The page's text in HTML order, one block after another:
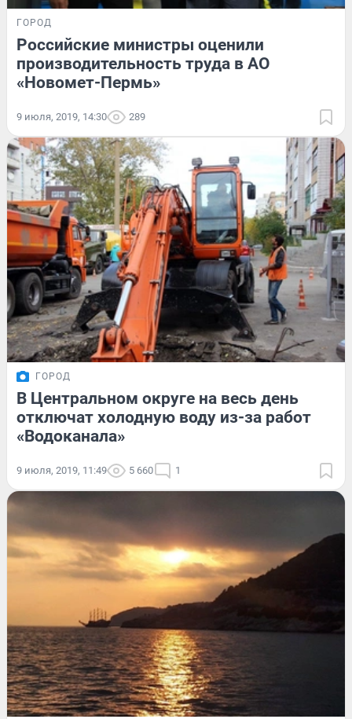
ГОРОД
Российские министры оценили
производительность труда в АО
«Новомет-Пермь»
9 июля, 2019, 14:30 289
ГОРОД
В Центральном округе на весь день
отключат холодную воду из-за работ
«Водоканала»
9 июля, 2019, 11:49 5 660 1